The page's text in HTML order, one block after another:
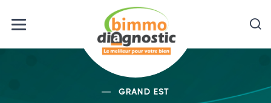
GRAND EST